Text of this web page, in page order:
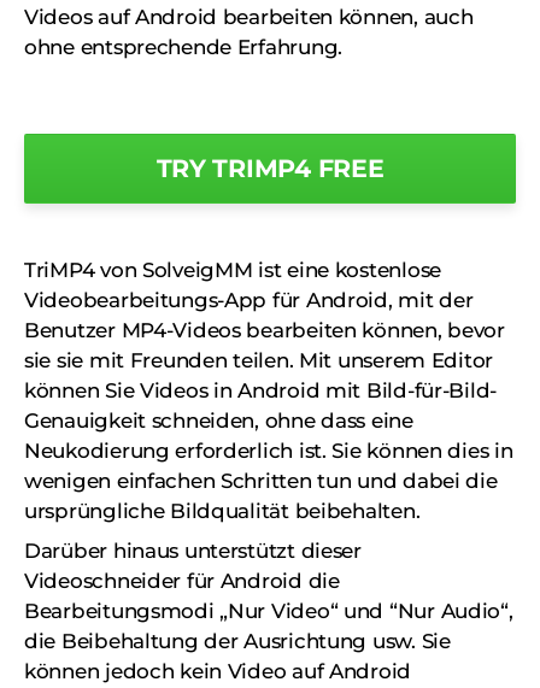
Videos auf Android bearbeiten können, auch
ohne entsprechende Erfahrung.
TRY TRIMP4 FREE
TriMP4 von SolveigMM ist eine kostenlose
Videobearbeitungs-App für Android, mit der
Benutzer MP4-Videos bearbeiten können, bevor
sie sie mit Freunden teilen. Mit unserem Editor
können Sie Videos in Android mit Bild-für-Bild-
Genauigkeit schneiden, ohne dass eine
Neukodierung erforderlich ist. Sie können dies in
wenigen einfachen Schritten tun und dabei die
ursprüngliche Bildqualität beibehalten.
Darüber hinaus unterstützt dieser
Videoschneider für Android die
Bearbeitungsmodi „Nur Video“ und “Nur Audio“,
die Beibehaltung der Ausrichtung usw. Sie
können jedoch kein Video auf Android